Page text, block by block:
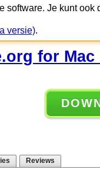
software. Je kunt ook
versie).
for Mac
Reviews